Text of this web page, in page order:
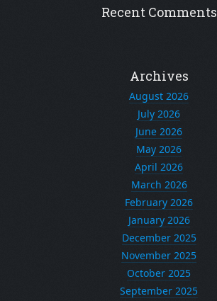
Recent Comments
Archives
August 2026
July 2026
June 2026
May 2026
April 2026
March 2026
February 2026
January 2026
December 2025
November 2025
October 2025
September 2025